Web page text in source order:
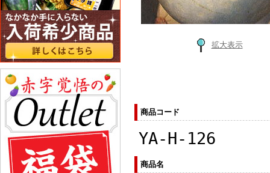
拡大表示
商品コード
YA-H-126
商品名